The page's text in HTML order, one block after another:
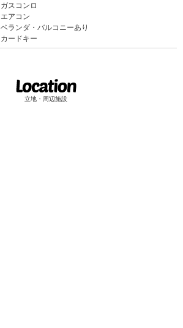
ガスコンロ
エアコン
ベランダ・バルコニーあり
カードキー
立地・周辺施設